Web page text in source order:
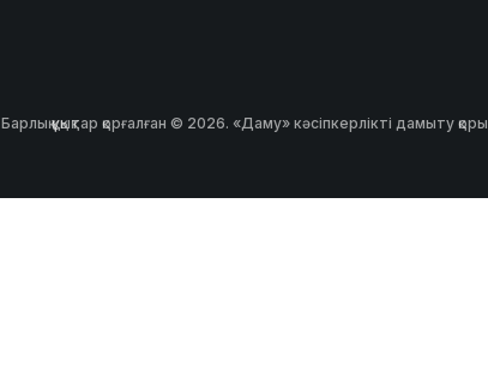
Барлық құқықтар қорғалған © 2026. «Даму» кәсіпкерлікті дамыту